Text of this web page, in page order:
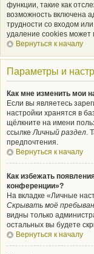
функции, такие как
возможность включена
трудности со входом
удаление cookies может
Вернуться к началу
Параметры и
Как мне изменить мои
Если вы являетесь
настройки хранятся в
щёлкните на имени
ссылкеЛичный раздел.
предпочтения.
Вернуться к началу
Как избежать
конференции»?
На вкладке «Личные
Скрывать моё
видны только
остальных вы будете
Вернуться к началу